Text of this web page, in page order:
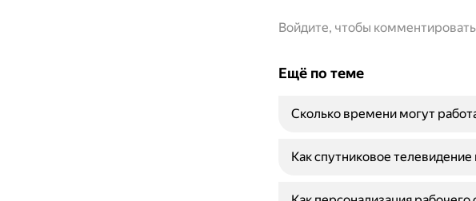
Войдите, чтобы комментировать
Ещё по теме
Сколько времени могут
Как спутниковое